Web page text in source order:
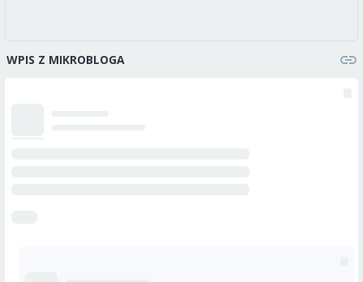
WPIS Z MIKROBLOGA